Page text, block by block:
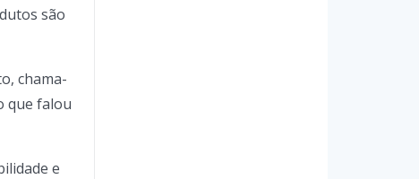
são
chama-
que falou
e